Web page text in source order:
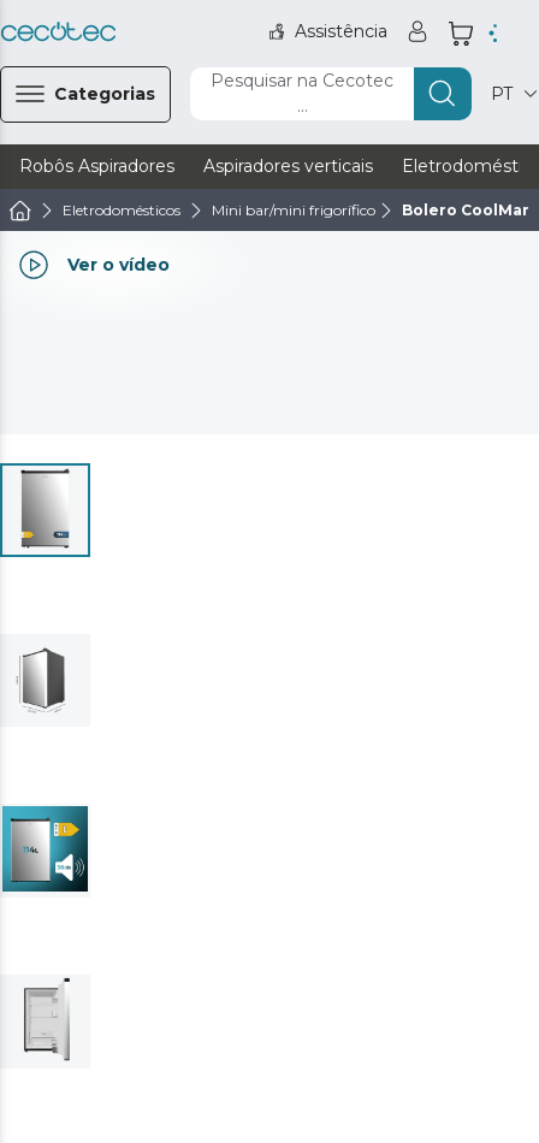
Assistência
Categorias
Pesquisar na Cecotec
...
PT
Robôs Aspiradores Aspiradores verticais
Eletrodomésticos Mini bar/mini frigorífico Bolero
Ver o vídeo